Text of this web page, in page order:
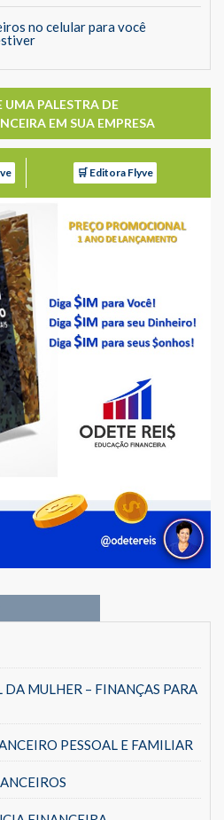
no celular para você
UMA PALESTRA DE
EM SUA EMPRESA
🛒 Editora Flyve
MULHER – FINANÇAS PARA
PESSOAL E FAMILIAR